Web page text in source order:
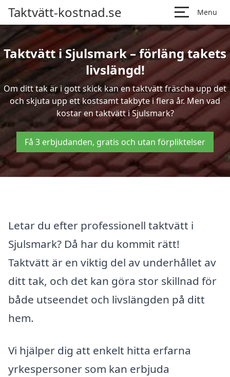
Taktvätt-kostnad.se Menu
Taktvätt i Sjulsmark – förläng takets
livslängd!
Om ditt tak är i gott skick kan en taktvätt fräscha upp det
och skjuta upp ett kostsamt takbyte i flera år. Men vad
kostar en taktvätt i Sjulsmark?
Få 3 erbjudanden, gratis och utan förpliktelser
Letar du efter professionell taktvätt i
Sjulsmark? Då har du kommit rätt!
Taktvätt är en viktig del av underhållet av
ditt tak, och det kan göra stor skillnad för
både utseendet och livslängden på ditt
hem.
Vi hjälper dig att enkelt hitta erfarna
yrkespersoner som kan erbjuda